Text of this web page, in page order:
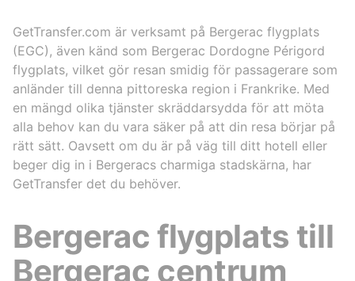
GetTransfer.com är verksamt på Bergerac flygplats
(EGC), även känd som Bergerac Dordogne Périgord
flygplats, vilket gör resan smidig för passagerare som
anländer till denna pittoreska region i Frankrike. Med
en mängd olika tjänster skräddarsydda för att möta
alla behov kan du vara säker på att din resa börjar på
rätt sätt. Oavsett om du är på väg till ditt hotell eller
beger dig in i Bergeracs charmiga stadskärna, har
GetTransfer det du behöver.
Bergerac flygplats till
Bergerac centrum